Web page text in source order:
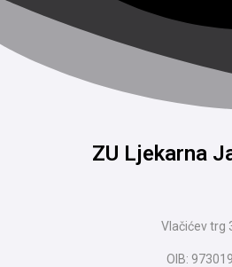
ZU Ljekarna
Vlačićev trg
OIB: